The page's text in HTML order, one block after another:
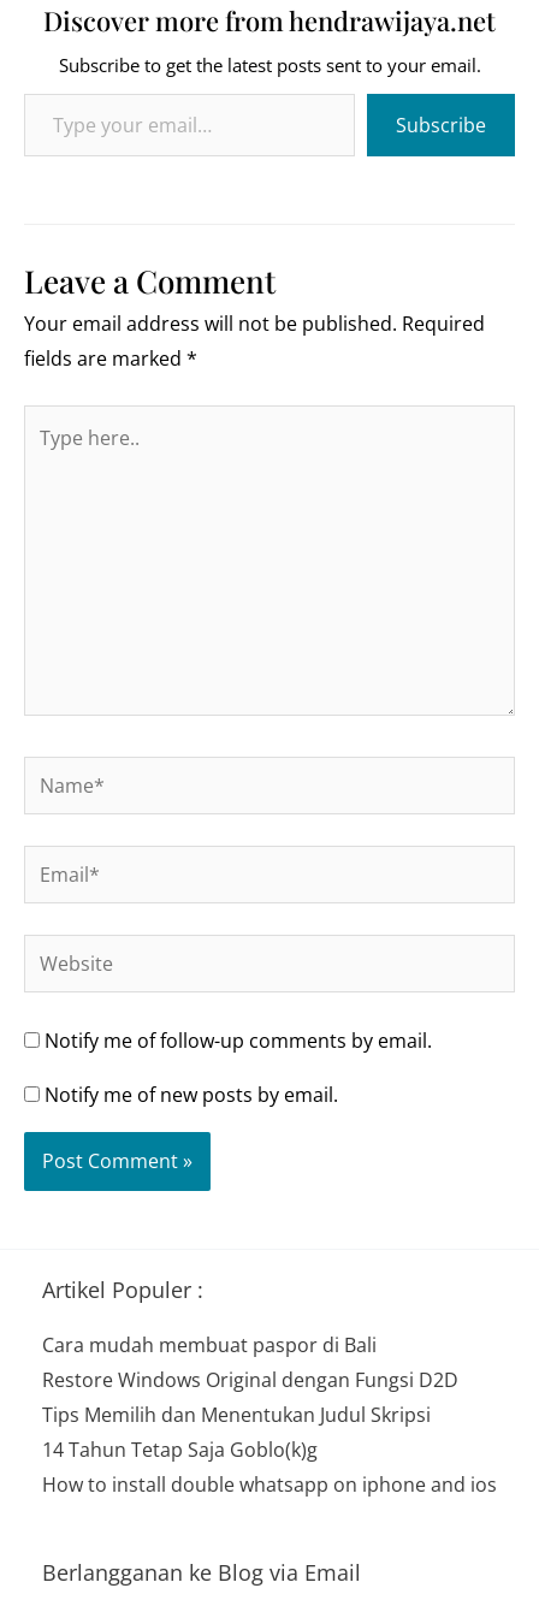
Discover more from hendrawijaya.net
Subscribe to get the latest posts sent to your email.
Type your email…
Subscribe
Leave a Comment
Your email address will not be published. Required
fields are marked *
here..
Name*
Email*
Website
Notify me of follow-up comments by email.
Notify me of new posts by email.
Artikel Populer :
Cara mudah membuat paspor di Bali
Restore Windows Original dengan Fungsi D2D
Tips Memilih dan Menentukan Judul Skripsi
14 Tahun Tetap Saja Goblo(k)g
How to install double whatsapp on iphone and ios
Berlangganan ke Blog via Email